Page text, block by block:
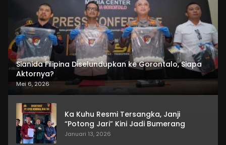
Sianida Filipina Diselundupkan ke Gorontalo, Siapa
Aktornya?
Mei 6, 2026
Ka Kuhu Resmi Tersangka, Janji
“Potong Jari” Kini Jadi Bumerang
Januari 13, 2026